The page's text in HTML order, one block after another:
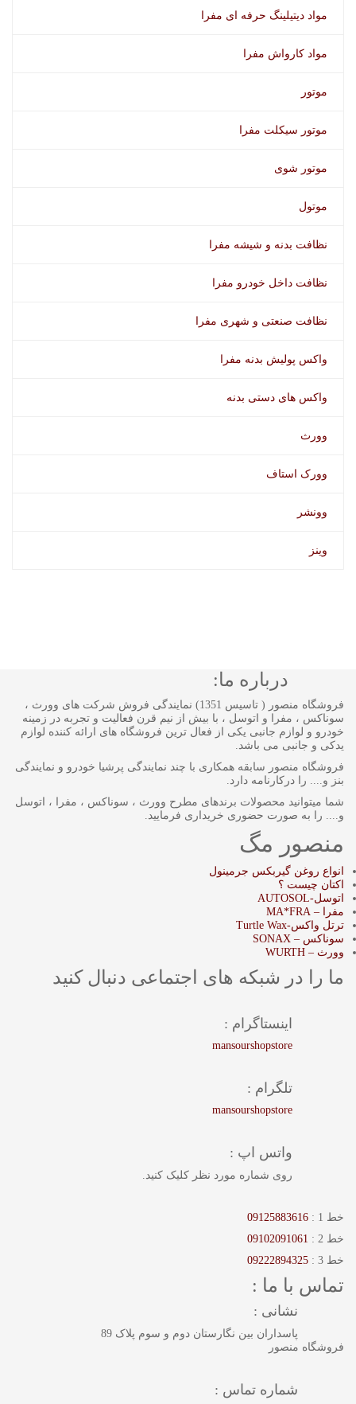
مواد دیتیلینگ حرفه ای مفرا
مواد کارواش مفرا
موتور
موتور سیکلت مفرا
موتور شوی
موتول
نظافت بدنه و شیشه مفرا
نظافت داخل خودرو مفرا
نظافت صنعتی و شهری مفرا
واکس پولیش بدنه مفرا
واکس های دستی بدنه
وورث
وورک استاف
وونشر
وینز
درباره ما:
فروشگاه منصور ( تاسیس 1351) نمایندگی فروش شرکت های وورث ،
سوناکس ، مفرا و اتوسل ، با بیش از نیم قرن فعالیت و تجربه در زمینه
خودرو و لوازم جانبی یکی از فعال ترین فروشگاه های ارائه کننده لوازم
یدکی و جانبی می باشد.
فروشگاه منصور سابقه همکاری با چند نمایندگی پرشیا خودرو و نمایندگی
بنز و.... را درکارنامه دارد.
شما میتوانید محصولات برندهای مطرح وورث ، سوناکس ، مفرا ، اتوسل
و.... را به صورت حضوری خریداری فرمایید.
منصور مگ
انواع روغن گیربکس جرمینول
اکتان چیست ؟
اتوسل-AUTOSOL
مفرا – MA*FRA
ترتل واکس-Turtle Wax
سوناکس – SONAX
وورث – WURTH
ما را در شبکه های اجتماعی دنبال کنید
اینستاگرام :
mansourshopstore
تلگرام :
mansourshopstore
واتس اپ :
روی شماره مورد نظر کلیک کنید.
خط 1 :
09125883616
خط 2 :
09102091061
خط 3 :
09222894325
تماس با ما :
نشانی :
پاسداران بین نگارستان دوم و سوم پلاک 89
فروشگاه منصور
شماره تماس :